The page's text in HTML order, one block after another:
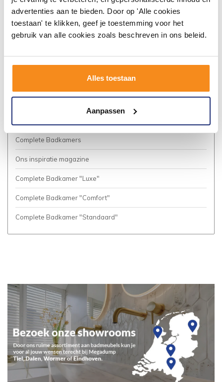
advertenties aan te bieden. Door op 'Alle cookies
toestaan' te klikken, geef je toestemming voor het
gebruik van alle cookies zoals beschreven in ons beleid.
Alles toestaan
Aanpassen
Algemene voorwaarden
Vacatures
Complete Badkamers
Ons inspiratie magazine
Complete Badkamer "Luxe"
Complete Badkamer "Comfort"
Complete Badkamer "Standaard"